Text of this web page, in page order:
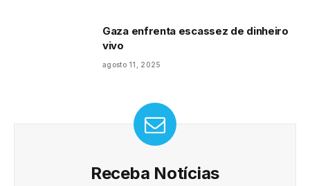
Gaza enfrenta escassez de dinheiro
vivo
agosto 11, 2025
Receba Notícias